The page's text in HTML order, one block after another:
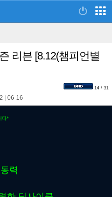
리븐 [8.12(챔피언별
14 / 31
06-16
다*
력